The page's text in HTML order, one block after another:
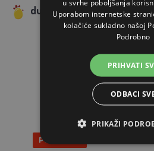
dubina košare 160 mm,
POVEZANI
Popust 5%
u svrhe poboljšanja
Uporabom internetske
kolačiće sukladno našoj
Podrobno
PRIHVATI
ODBACI
PRIKAŽI